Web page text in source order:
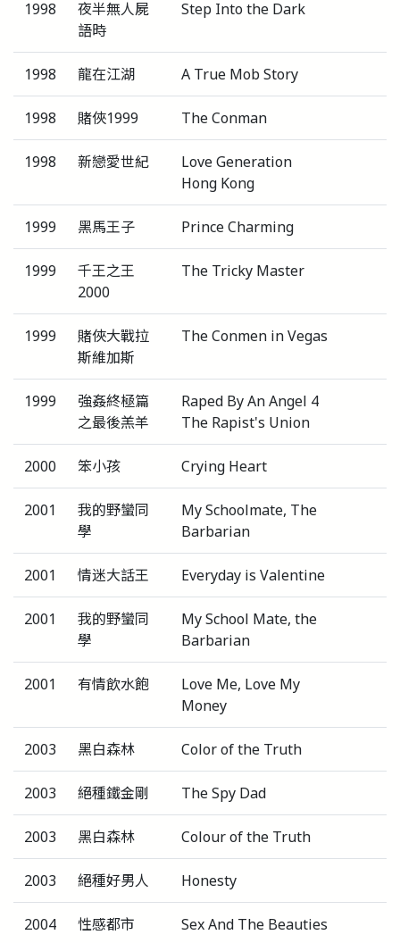
1998
夜半無人屍
語時
Step Into the Dark
1998 龍在江湖 A True Mob Story
1998 賭俠1999 The Conman
1998 新戀愛世紀
Love Generation
Hong Kong
1999 黑馬王子 Prince Charming
1999
千王之王
2000
The Tricky Master
1999
賭俠大戰拉
斯維加斯
The Conmen in Vegas
1999
強姦終極篇
之最後羔羊
Raped By An Angel 4
The Rapist's Union
2000 笨小孩 Crying Heart
2001
我的野蠻同
學
My Schoolmate, The
Barbarian
2001 情迷大話王 Everyday is Valentine
2001
我的野蠻同
學
My School Mate, the
Barbarian
2001 有情飲水飽
Love Me, Love My
Money
2003 黑白森林 Color of the Truth
2003 絕種鐵金剛 The Spy Dad
2003 黑白森林 Colour of the Truth
2003 絕種好男人 Honesty
2004 性感都市 Sex And The Beauties